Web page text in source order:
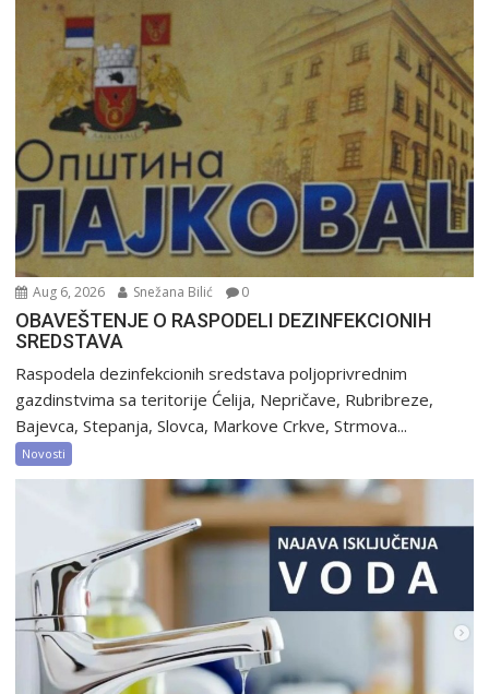
Aug 6, 2026 Snežana Bilić 0
OBAVEŠTENJE O RASPODELI DEZINFEKCIONIH
SREDSTAVA
Raspodela dezinfekcionih sredstava poljoprivrednim
gazdinstvima sa teritorije Ćelija, Nepričave, Rubribreze,
Bajevca, Stepanja, Slovca, Markove Crkve, Strmova...
Novosti